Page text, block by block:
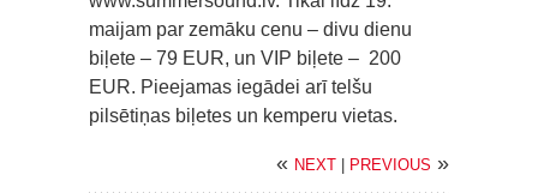
maijam par zemāku cenu – divu dienu
biļete – 79 EUR, un VIP biļete – 200
EUR. Pieejamas iegādei arī telšu
pilsētiņas biļetes un kemperu vietas.
« NEXT PREVIOUS »